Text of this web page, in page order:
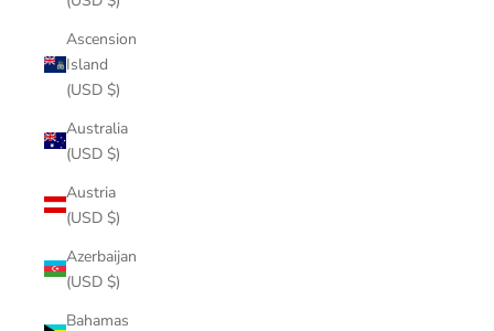
Ascension
Island
(USD $)
Australia
(USD $)
Austria
(USD $)
Azerbaijan
(USD $)
Bahamas